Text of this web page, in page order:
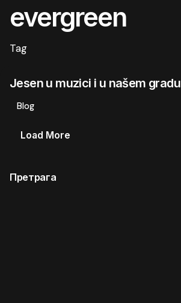
evergreen
Tag
Претрага
Jesen u muzici i u našem gradu
Blog
Load More